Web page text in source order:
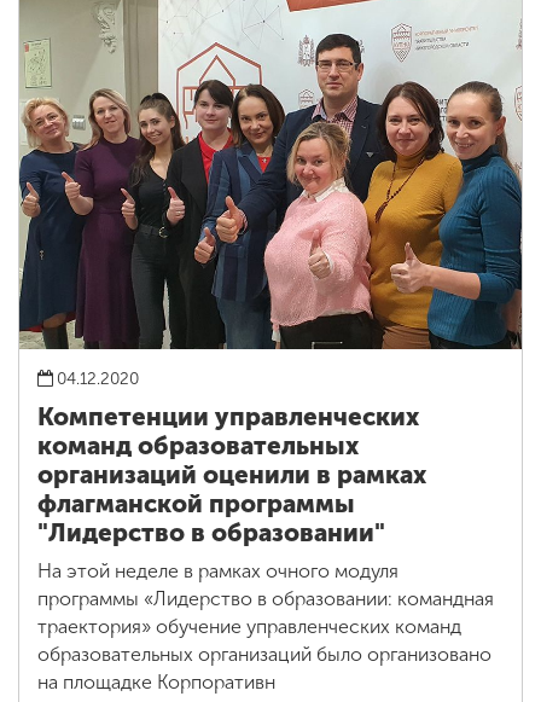
04.12.2020
Компетенции управленческих
команд образовательных
организаций оценили в рамках
флагманской программы
"Лидерство в образовании"
На этой неделе в рамках очного модуля
программы «Лидерство в образовании: командная
траектория» обучение управленческих команд
образовательных организаций было организовано
на площадке Корпоративн